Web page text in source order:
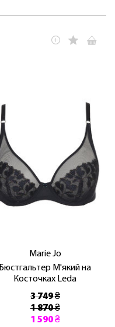
Marie Jo
Бюстгальтер М'який на
Косточках Leda
3 749 ₴
1 870 ₴
1 590 ₴